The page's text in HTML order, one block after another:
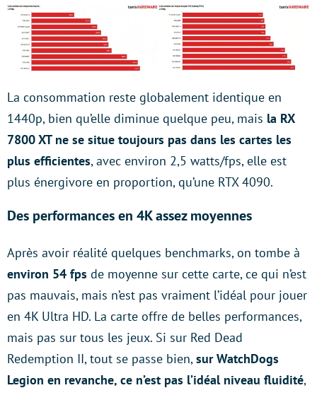
La consommation reste globalement identique en
1440p, bien qu’elle diminue quelque peu, mais la RX
7800 XT ne se situe toujours pas dans les cartes les
plus efficientes, avec environ 2,5 watts/fps, elle est
plus énergivore en proportion, qu’une RTX 4090.
Des performances en 4K assez moyennes
Après avoir réalité quelques benchmarks, on tombe à
environ 54 fps de moyenne sur cette carte, ce qui n’est
pas mauvais, mais n’est pas vraiment l’idéal pour jouer
en 4K Ultra HD. La carte offre de belles performances,
mais pas sur tous les jeux. Si sur Red Dead
Redemption II, tout se passe bien,sur WatchDogs
Legion en revanche, ce n’est pas l’idéal niveau fluidité,